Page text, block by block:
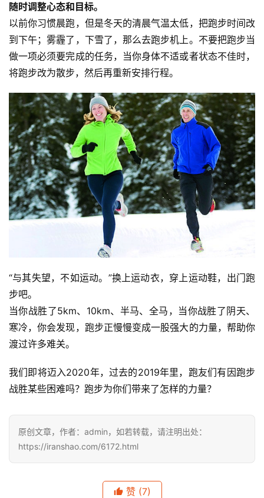
随时调整心态和目标。
以前你习惯晨跑，但是冬天的清晨气温太低，把跑步时间改
到下午；雾霾了，下雪了，那么去跑步机上。不要把跑步当
做一项必须要完成的任务，当你身体不适或者状态不佳时，
将跑步改为散步，然后再重新安排行程。
“与其失望，不如运动。”换上运动衣，穿上运动鞋，出门跑
步吧。
当你战胜了5km、10km、半马、全马，当你战胜了阴天、
寒冷，你会发现，跑步正慢慢变成一股强大的力量，帮助你
渡过许多难关。
我们即将迈入2020年，过去的2019年里，跑友们有因跑步
战胜某些困难吗？跑步为你们带来了怎样的力量？
原创文章，作者：admin，如若转载，请注明出处：
https://iranshao.com/6172.html
赞 (7)